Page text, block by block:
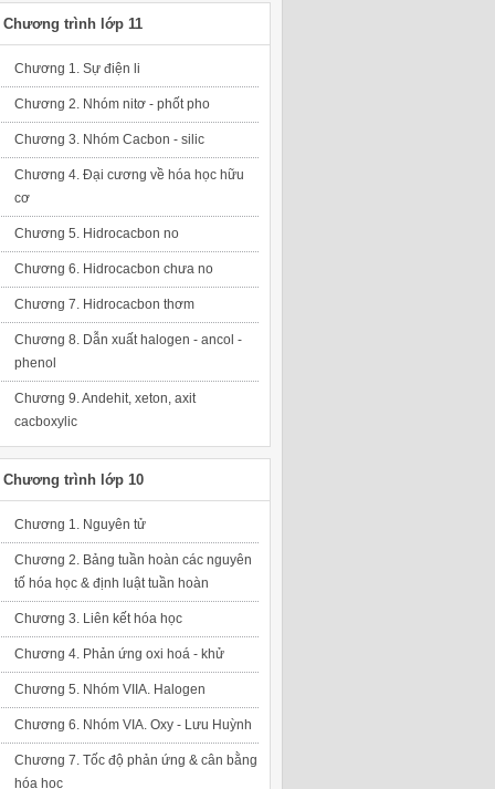
Chương trình lớp 11
Chương 1. Sự điện li
Chương 2. Nhóm nitơ - phốt pho
Chương 3. Nhóm Cacbon - silic
Chương 4. Đại cương về hóa học hữu
cơ
Chương 5. Hidrocacbon no
Chương 6. Hidrocacbon chưa no
Chương 7. Hidrocacbon thơm
Chương 8. Dẫn xuất halogen - ancol -
phenol
Chương 9. Andehit, xeton, axit
cacboxylic
Chương trình lớp 10
Chương 1. Nguyên tử
Chương 2. Bảng tuần hoàn các nguyên
tố hóa học & định luật tuần hoàn
Chương 3. Liên kết hóa học
Chương 4. Phản ứng oxi hoá - khử
Chương 5. Nhóm VIIA. Halogen
Chương 6. Nhóm VIA. Oxy - Lưu Huỳnh
Chương 7. Tốc độ phản ứng & cân bằng
hóa học